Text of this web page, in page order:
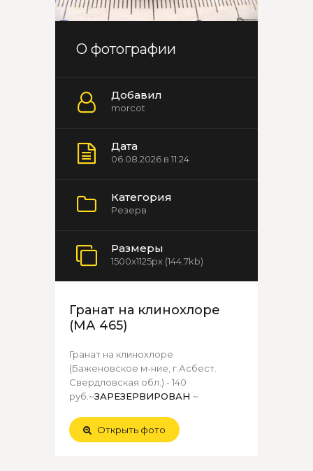
О фотографии
Добавил
morcot
Дата
06.08.2026 в 11:24
Категория
Резерв
Размеры
1500x1125px (144.7kb)
Гранат на клинохлоре
(МА 465)
Гранат на клинохлоре
(Баженовское м-ние, г.Асбест.
Свердловская обл.) - 140
руб.~ЗАРЕЗЕРВИРОВАН ~
Открыть фото